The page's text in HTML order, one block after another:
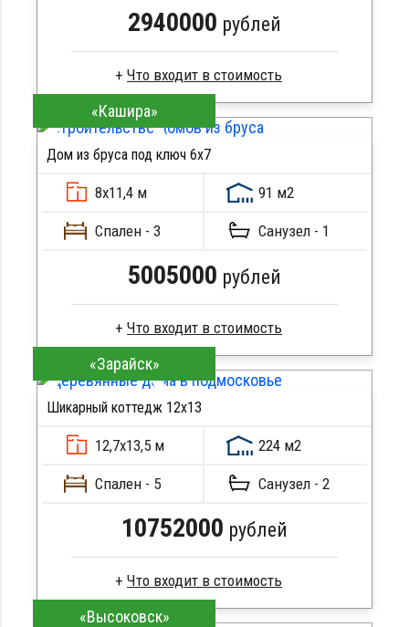
2940000 рублей
Профилированный брус
Стропила, балки 50х200 мм
Кровля металлочерепица
Метизы, саморезы, гвозди
Сборка на березовые нагеля, джут
Металлические сваи 108 диаметр
ПОДРОБНЕЕ
«Кашира»
Дом из бруса под ключ 6x7
8х11,4 м 91 м2
Спален - 3 Санузел - 1
5005000 рублей
Сухой брус
Стропила, балки 50х200 мм
Кровля металлочерепица
Метизы, саморезы, гвозди
Сборка на березовые нагеля, джут
Металлические сваи 108 диаметр
ПОДРОБНЕЕ
«Зарайск»
Шикарный коттедж 12х13
12,7х13,5 м 224 м2
Спален - 5 Санузел - 2
10752000 рублей
Профилированный брус
«Высоковск»